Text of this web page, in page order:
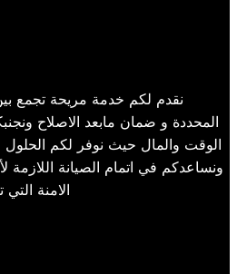
نقدم لكم خدمة مريحة تجمع
المحددة و ضمان مابعد الاصلاح
الوقت والمال حيث نوفر لكم الحلول
ونساعدكم في اتمام الصيانة اللازمة
الامنة